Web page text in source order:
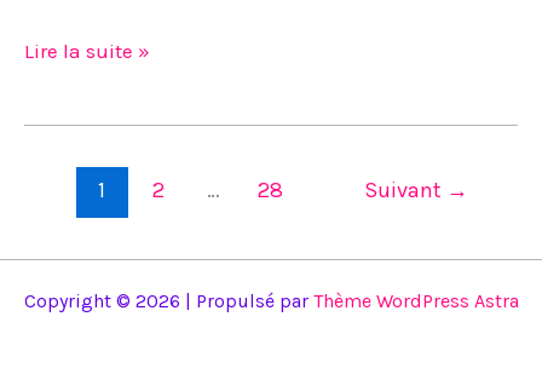
Lire la suite »
1 2 … 28 Suivant →
Copyright © 2026 | Propulsé par Thème WordPress Astra